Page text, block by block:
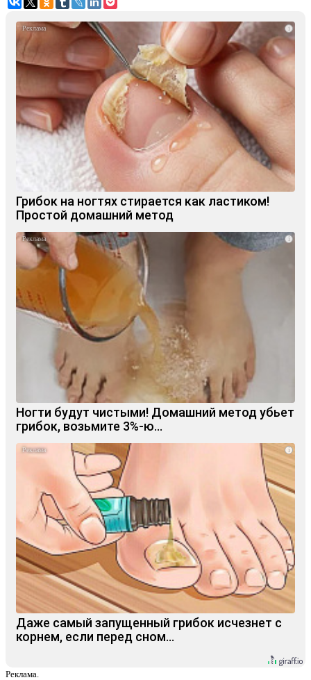
i
Грибок на ногтях стирается как ластиком!
Простой домашний метод
i
Ногти будут чистыми! Домашний метод убьет
грибок, возьмите 3%-ю…
i
Даже самый запущенный грибок исчезнет с
корнем, если перед сном…
Реклама.